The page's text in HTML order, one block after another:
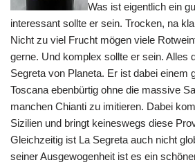
Was ist eigentlich ein
interessant sollte er sein. Trocken, na
Nicht zu viel Frucht mögen viele
gerne. Und komplex sollte er sein. Alles
Segreta von Planeta. Er ist dabei einem
Toscana ebenbürtig ohne die massive
manchen Chianti zu imitieren. Dabei
Sizilien und bringt keineswegs diese
Gleichzeitig ist La Segreta auch nicht
seiner Ausgewogenheit ist es ein